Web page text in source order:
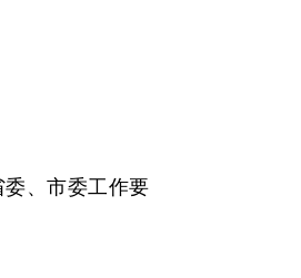
、市委工作要